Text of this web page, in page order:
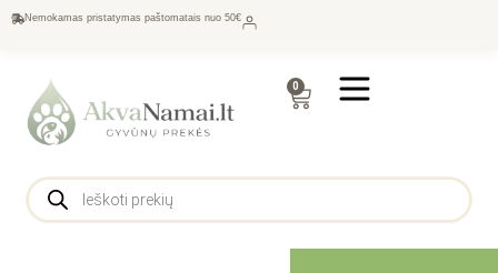
Nemokamas pristatymas paštomatais nuo 50€
0